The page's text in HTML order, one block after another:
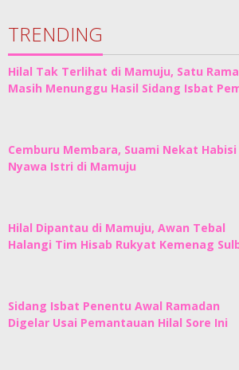
TRENDING
Hilal Tak Terlihat di Mamuju, Satu
Masih Menunggu Hasil Sidang Isbat
Cemburu Membara, Suami Nekat Habisi
Nyawa Istri di Mamuju
Hilal Dipantau di Mamuju, Awan Tebal
Halangi Tim Hisab Rukyat Kemenag
Sidang Isbat Penentu Awal Ramadan
Digelar Usai Pemantauan Hilal Sore Ini